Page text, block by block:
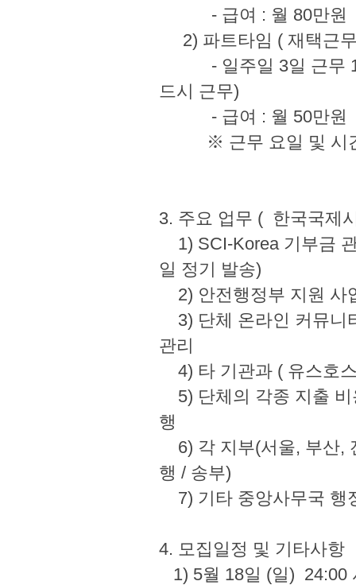
- 급여 : 월
2) 파트타임 ( 재
- 일주일 3일 근무
드시 근무)
- 급여 : 월
※ 근무 요일 및 시간
3. 주요 업무 ( 한국국
1) SCI-Korea 기부금
일 정기 발송)
2) 안전행정부 지원
3) 단체 온라인 커뮤니
관리
4) 타 기관과 ( 유스
5) 단체의 각종 지출 비
행
6) 각 지부(서울, 부산,
행 / 송부)
7) 기타 중앙사무
4. 모집일정 및 기
1) 5월 18일 (일)